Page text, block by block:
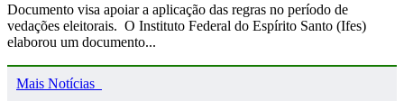
Documento visa apoiar a aplicação das regras no período de
vedações eleitorais. O Instituto Federal do Espírito Santo (Ifes)
elaborou um documento...
Mais Notícias